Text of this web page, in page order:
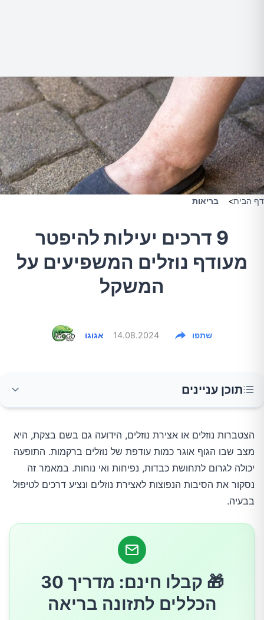
דף הבית> בריאות
9 דרכים יעילות להיפטר
מעודף נוזלים המשפיעים על
המשקל
אגוגו 14.08.2024 שתפו
תוכן עניינים
סיבות נפוצות לאצירת נוזלים
טיפולים ודרכי התמודדות
הערה חשובה
סיבות רפואיות לאצירת נוזלים
בבעיה.
🎁 קבלו חינם: מדריך 30
הכללים לתזונה בריאה